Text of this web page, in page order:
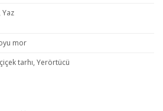
mor
tarhı, Yerörtücü